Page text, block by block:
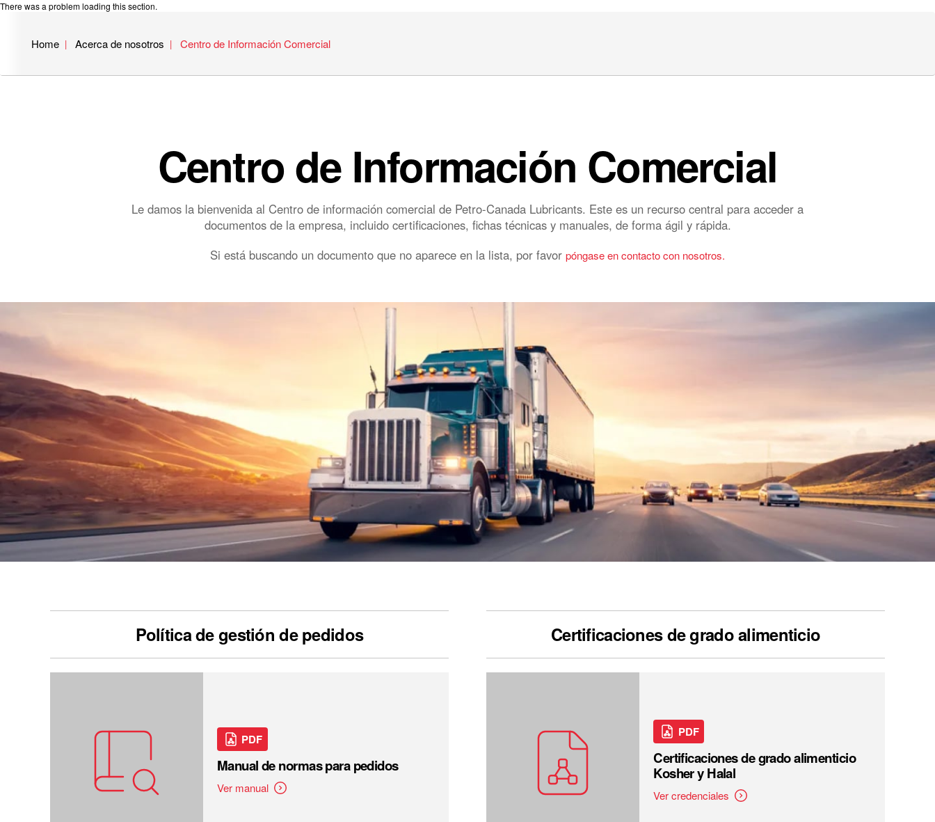
There was a problem loading this section.
Home Acerca de nosotros Centro de Información Comercial
Centro de Información Comercial
Le damos la bienvenida al Centro de información comercial de Petro-Canada Lubricants. Este es un recurso central para acceder a
documentos de la empresa, incluido certificaciones, fichas técnicas y manuales, de forma ágil y rápida.
Si está buscando un documento que no aparece en la lista, por favor póngase en contacto con nosotros.
Política de gestión de pedidos
PDF
Manual de normas para pedidos
Ver manual
Certificaciones de grado alimenticio
PDF
Certificaciones de grado alimenticio
Kosher y Halal
Ver credenciales